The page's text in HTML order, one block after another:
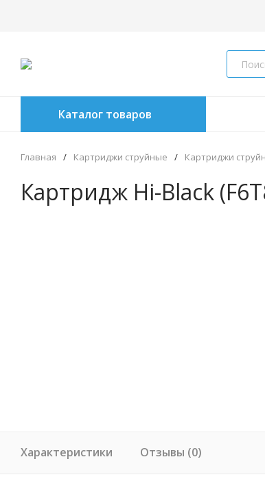
Каталог товаров
Главная / Картриджи струйные / Картриджи
Картридж Hi-Black
Характеристики Отзывы (0)